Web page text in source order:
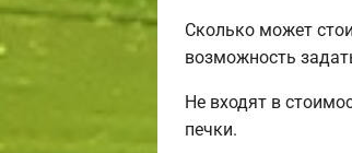
Сколько может
возможность
Не входят в
печки.